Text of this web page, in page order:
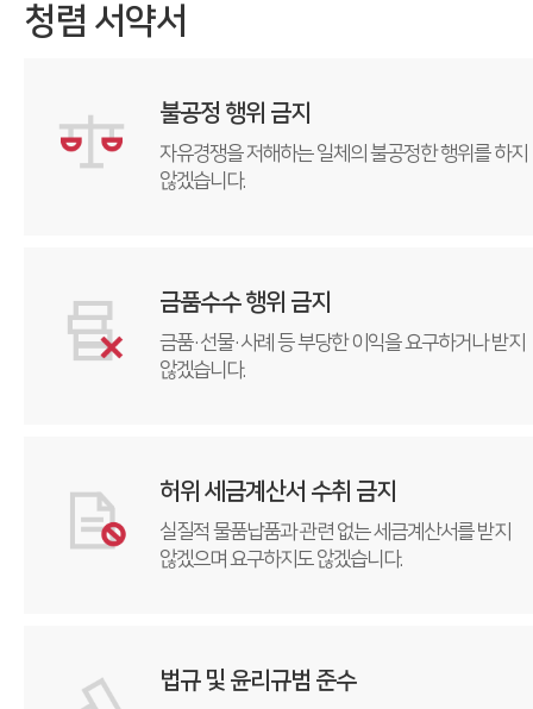
청렴 서약서
불공정 행위 금지
자유경쟁을 저해하는 일체의 불공정한행위를 하지
않겠습니다.
금품수수 행위 금지
금품·선물·사례 등 부당한 이익을요구하거나 받지
않겠습니다.
허위 세금계산서 수취 금지
실질적 물품납품과 관련 없는 세금계산서를받지
않겠으며 요구하지도 않겠습니다.
법규 및 윤리규범 준수